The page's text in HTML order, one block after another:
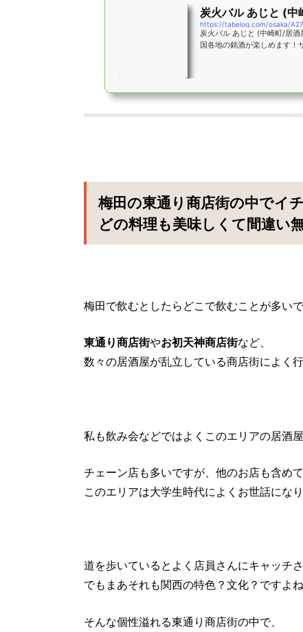
炭火バル あじと (中
https://tabelog.com/osaka/
炭火バル あじと (中崎町/
国各地の銘酒が楽しめます
梅田の東通り商店街の中でイ
どの料理も美味しくて間違い
梅田で飲むとしたらどこで飲むことが多い
東通り商店街やお初天神商店街など、
数々の居酒屋が乱立している商店街によく
私も飲み会などではよくこのエリアの居酒
チェーン店も多いですが、他のお店も含めて
このエリアは大学生時代によくお世話にな
道を歩いているとよく店員さんにキャッチ
でもまあそれも関西の特色？文化？ですよね
そんな個性溢れる東通り商店街の中で、